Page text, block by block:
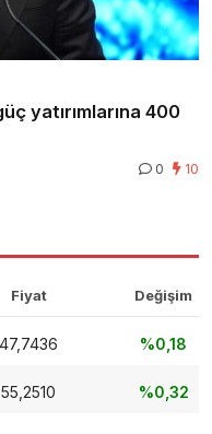
yatırımlarına 400
0 10
Fiyat Değişim
47,7436 %0,18
55,2510 %0,32